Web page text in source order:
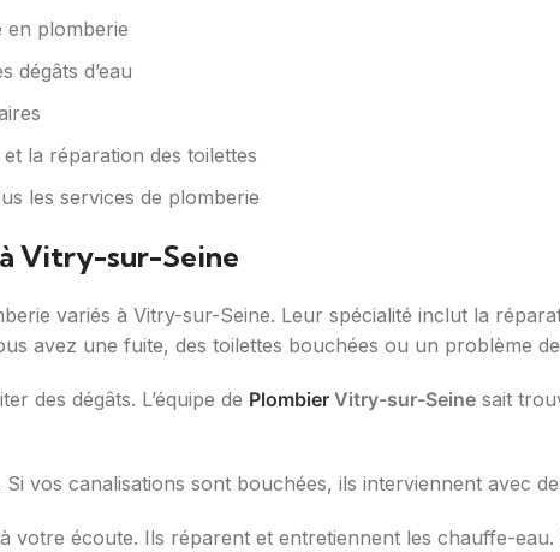
en plomberie
dégâts d’eau
la réparation des toilettes
les services de plomberie
Vitry-sur-Seine
variés à Vitry-sur-Seine. Leur spécialité inclut la
avez une fuite, des toilettes bouchées ou un problème
des dégâts. L’équipe de Plombier Vitry-sur-Seine sait
vos canalisations sont bouchées, ils interviennent avec
votre écoute. Ils réparent et entretiennent les chauffe-